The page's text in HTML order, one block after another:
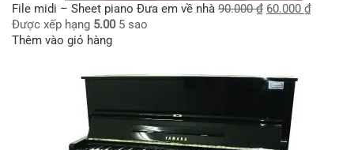
File midi – Sheet piano Đưa em về nhà 90.000₫ 60.000 ₫
Được xếp hạng 5.005 sao
Thêm vào giỏ hàng